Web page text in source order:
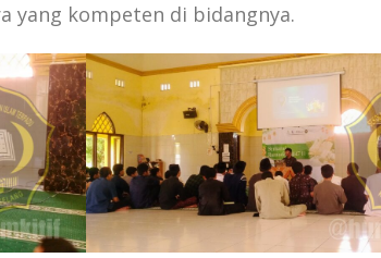
yang kompeten di bidangnya.